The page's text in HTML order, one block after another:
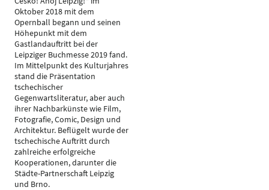
Oktober 2018 mit dem
Opernball begann und seinen
Höhepunkt mit dem
Gastlandauftritt bei der
Leipziger Buchmesse 2019 fand.
Im Mittelpunkt des Kulturjahres
stand die Präsentation
tschechischer
Gegenwartsliteratur, aber auch
ihrer Nachbarkünste wie Film,
Fotografie, Comic, Design und
Architektur. Beflügelt wurde der
tschechische Auftritt durch
zahlreiche erfolgreiche
Kooperationen, darunter die
Städte-Partnerschaft Leipzig
und Brno.